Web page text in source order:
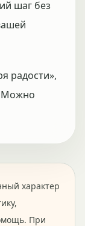
шаг без
радости»,
Можно
характер
При